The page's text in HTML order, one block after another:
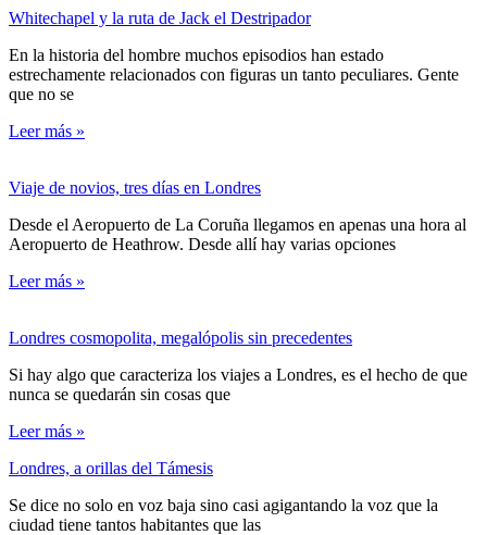
Whitechapel y la ruta de Jack el Destripador
En la historia del hombre muchos episodios han estado
estrechamente relacionados con figuras un tanto peculiares. Gente
que no se
Leer más »
Viaje de novios, tres días en Londres
Desde el Aeropuerto de La Coruña llegamos en apenas una hora al
Aeropuerto de Heathrow. Desde allí hay varias opciones
Leer más »
Londres cosmopolita, megalópolis sin precedentes
Si hay algo que caracteriza los viajes a Londres, es el hecho de que
nunca se quedarán sin cosas que
Leer más »
Londres, a orillas del Támesis
Se dice no solo en voz baja sino casi agigantando la voz que la
ciudad tiene tantos habitantes que las